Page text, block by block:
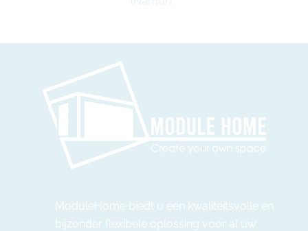
ModuleHome biedt u een kwaliteitsvolle en
bijzonder flexibele oplossing voor al uw